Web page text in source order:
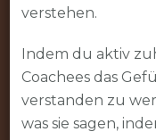
verstehen.
Indem du aktiv
Coachees das
verstanden zu
was sie sagen,